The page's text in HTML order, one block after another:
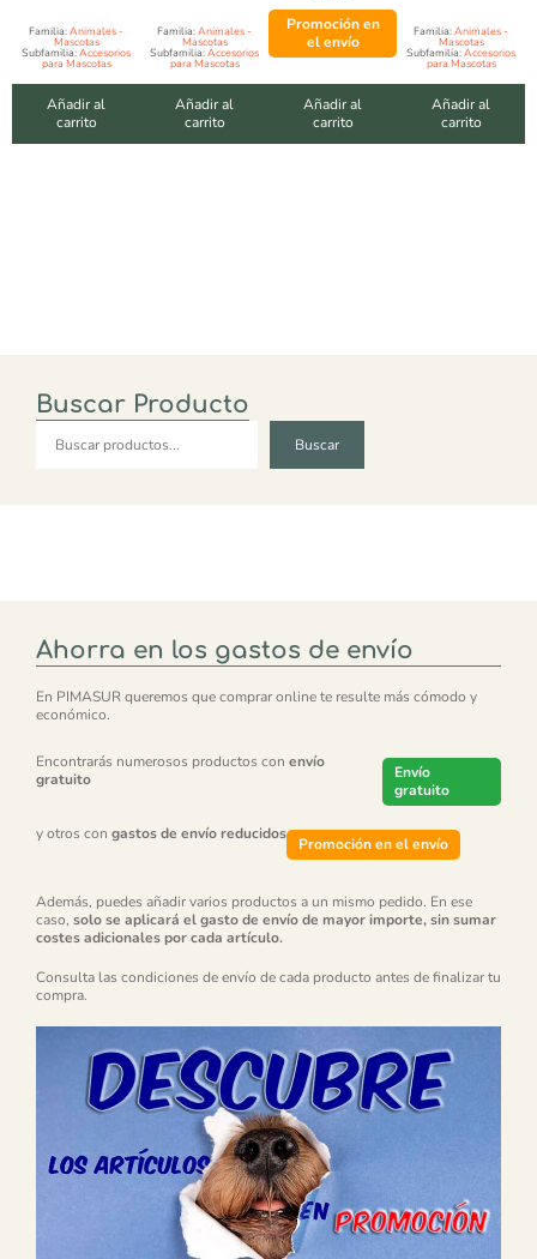
Familia:Animales -
Mascotas
Subfamilia:Accesorios
para Mascotas
Añadir al
carrito
Familia:Animales -
Mascotas
Subfamilia:Accesorios
para Mascotas
Añadir al
carrito
Promoción en
el envío
Añadir al
carrito
Familia:Animales -
Mascotas
Subfamilia:Accesorios
para Mascotas
Añadir al
carrito
Buscar Producto
Buscar
Ahorra en los gastos de envío
En PIMASUR queremos que comprar online te resulte más cómodo y
económico.
Encontrarás numerosos productos con envío
gratuito
Envío
gratuito
y otros con gastos de envío reducidos
Promoción en el envío
Además, puedes añadir varios productos a un mismo pedido. En ese
caso, solo se aplicará el gasto de envío de mayor importe, sin sumar
costes adicionales por cada artículo.
Consulta las condiciones de envío de cada producto antes de finalizar tu
compra.